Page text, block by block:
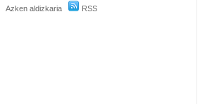
Azken aldizkaria RSS